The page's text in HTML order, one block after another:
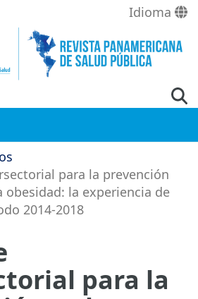
Idioma
para la prevención
obesidad: la experiencia de
2014-2018
para la